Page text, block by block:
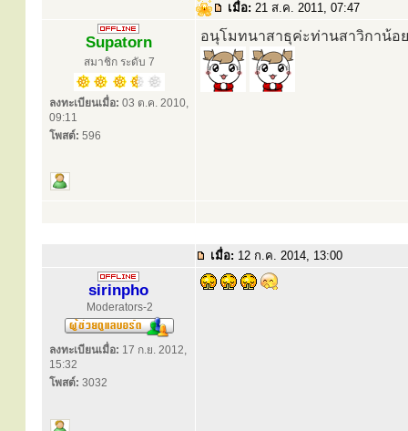
เมื่อ: 21 ส.ค. 2011, 07:47
Supatorn
สมาชิก ระดับ 7
ลงทะเบียนเมื่อ: 03 ต.ค. 2010,
09:11
โพสต์: 596
อนุโมทนาสาธุค่ะท่านสาวิกาน้อ
เมื่อ: 12 ก.ค. 2014, 13:00
sirinpho
Moderators-2
ลงทะเบียนเมื่อ: 17 ก.ย. 2012,
15:32
โพสต์: 3032